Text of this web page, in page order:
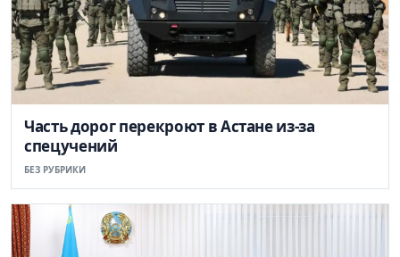
Часть дорог перекроют в Астане из-за
спецучений
БЕЗ РУБРИКИ